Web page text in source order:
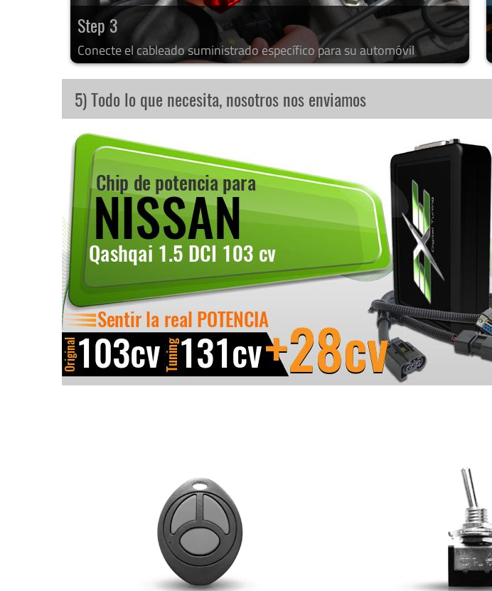
Step 3
Conecte el cableado suministrado específico para su automóvil
5) Todo lo que necesita, nosotros nos enviamos